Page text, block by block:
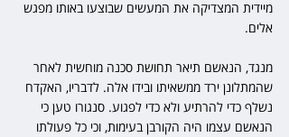
מיידית המצדיקה את המעשים שבוצעו באותו מפגש
אלים.
מנגד, הנאשם תיאר תחושת סכנה מוחשית לאחר
שהמתלונן ירד ממשאיתו ובידו אלה. לדבריו, האקדח
נשלף כדי להרתיע ולא כדי לפגוע. סנגורו טען כי
הנאשם עצמו היה הקורבן בעימות, וכי כל פעולתו